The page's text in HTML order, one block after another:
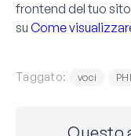
frontend del tuo
su Come
Taggato: voci